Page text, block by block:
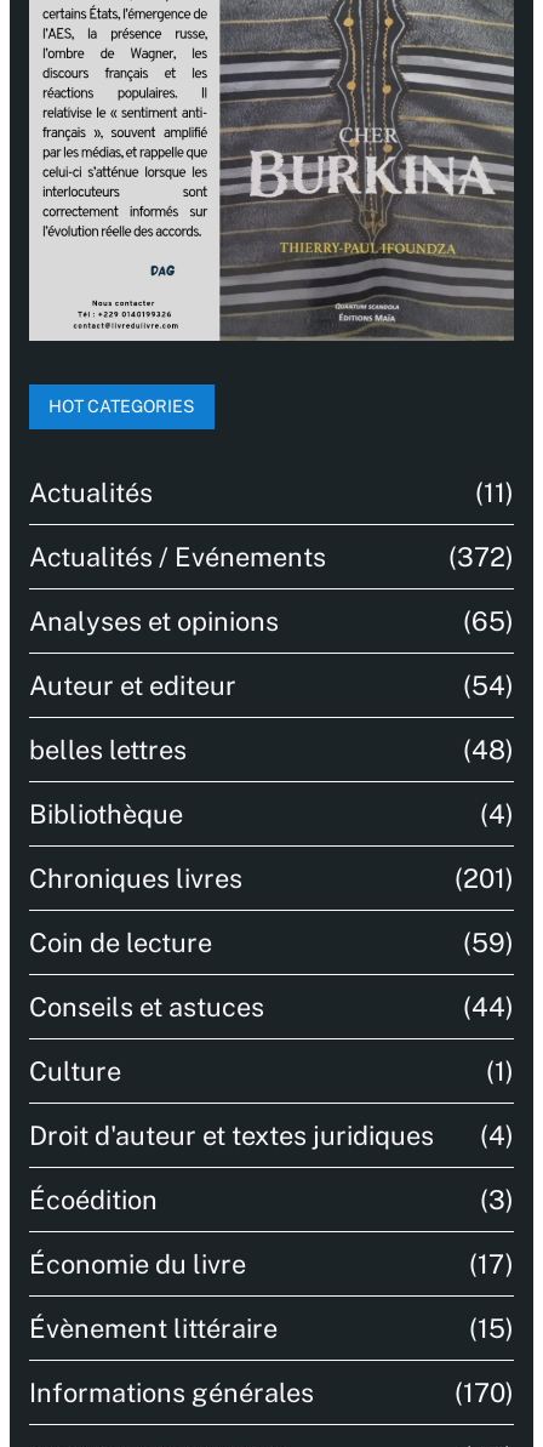
HOT CATEGORIES
Actualités (11)
Actualités / Evénements (372)
Analyses et opinions (65)
Auteur et editeur (54)
belles lettres (48)
Bibliothèque (4)
Chroniques livres (201)
Coin de lecture (59)
Conseils et astuces (44)
Culture (1)
Droit d'auteur et textes juridiques (4)
Écoédition (3)
Économie du livre (17)
Évènement littéraire (15)
Informations générales (170)